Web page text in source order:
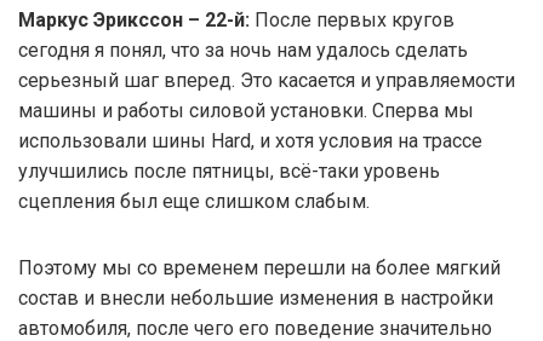
Маркус Эрикссон – 22-й: После первых кругов
сегодня я понял, что за ночь нам удалось сделать
серьезный шаг вперед. Это касается и управляемости
машины и работы силовой установки. Сперва мы
использовали шины Hard, и хотя условия на трассе
улучшились после пятницы, всё-таки уровень
сцепления был еще слишком слабым.
Поэтому мы со временем перешли на более мягкий
состав и внесли небольшие изменения в настройки
автомобиля, после чего его поведение значительно